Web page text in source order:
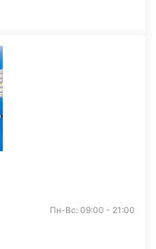
Пн-Вс: 09:00 - 21:00